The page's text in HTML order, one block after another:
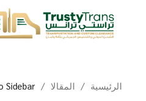
الرئيسية المقالا Sidebar